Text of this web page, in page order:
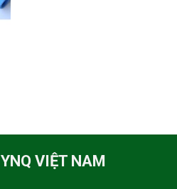
YNQ VIỆT NAM